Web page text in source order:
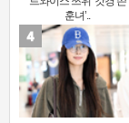
훈녀’..